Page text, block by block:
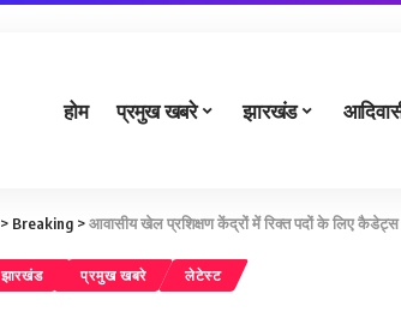
होम प्रमुख खबरे झारखंड
> Breaking >आवासीय खेल प्रशिक्षण केंद्रों में रिक्त पदों के लिए
झारखंड प्रमुख खबरे लेटेस्ट